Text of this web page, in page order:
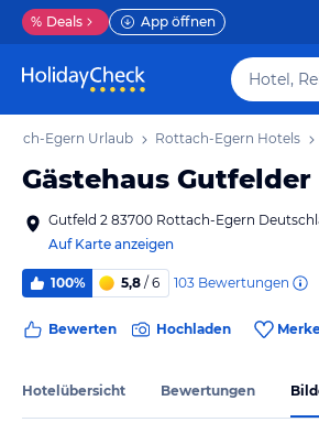
% Deals App öffnen
Egern Urlaub Rottach-Egern Hotels
Gästehaus Gutfelder
Gutfeld 2 83700 Rottach-Egern
Auf Karte anzeigen
100% 5,8 / 6 103 Bewertungen
Bewerten Hochladen
Hotelübersicht Bewertungen